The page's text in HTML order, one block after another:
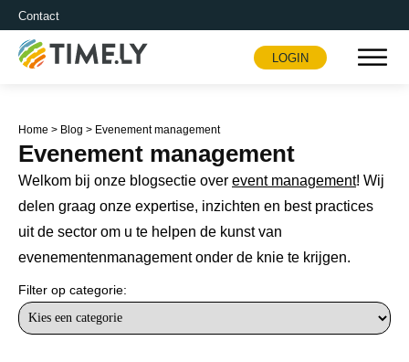
Contact
Timely
LOGIN
Home > Blog > Evenement management
Evenement management
Welkom bij onze blogsectie over event management! Wij
delen graag onze expertise, inzichten en best practices
uit de sector om u te helpen de kunst van
evenementenmanagement onder de knie te krijgen.
Filter op categorie: